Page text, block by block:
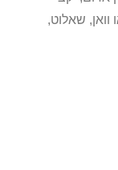
וואן, שאלוט,